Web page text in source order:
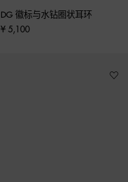
DG 徽标与水钻圈状耳环
¥ 5,100